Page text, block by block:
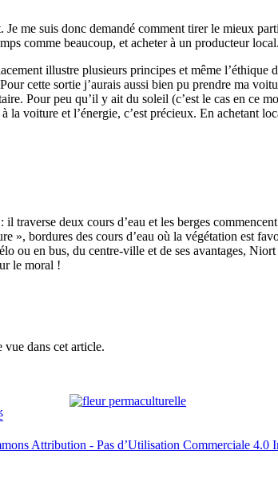
me suis donc demandé comment tirer le mieux
comme beaucoup, et acheter à un producteur
illustre plusieurs principes et même l’éthique
cette sortie j’aurais aussi bien pu prendre ma
Pour peu qu’il y ait du soleil (c’est le cas en
la voiture et l’énergie, c’est précieux. En achetant
il traverse deux cours d’eau et les berges
», bordures des cours d’eau où la végétation est
ou en bus, du centre-ville et de ses avantages,
le moral !
dans cet article.
Attribution - Pas d’Utilisation Commerciale 4.0